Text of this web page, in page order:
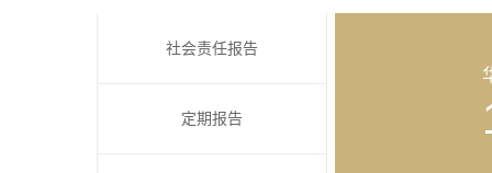
社会责任报告
定期报告